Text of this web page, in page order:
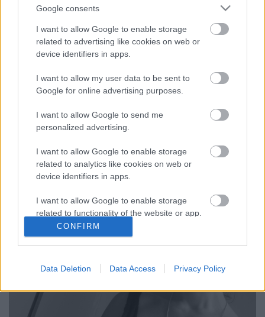
Google consents
I want to allow Google to enable storage
related to advertising like cookies on web or
device identifiers in apps.
I want to allow my user data to be sent to
Google for online advertising purposes.
I want to allow Google to send me
personalized advertising.
I want to allow Google to enable storage
related to analytics like cookies on web or
device identifiers in apps.
I want to allow Google to enable storage
related to functionality of the website or app.
I want to allow Google to enable storage
I want to allow Google to enable storage
CONFIRM
Data Deletion Data Access Privacy Policy
sephardicgirlfriend•2020. március 31.
Trapp Dominika képzőművész munkáiból még
januárban nyílt kiállítás Budapesten, a Trafó
egyben a hungarofeminista mozgalom első
eseménye is volt. Kiállításában – és a hozzá
szerepalternatíváit elsősorban a…